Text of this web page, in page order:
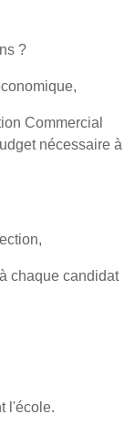
?
Commercial
nécessaire à
chaque candidat
l'école.